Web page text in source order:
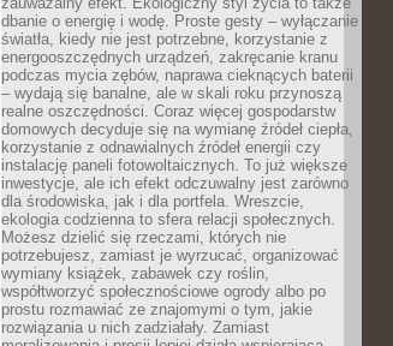
dbanie o energię i wodę. Proste gesty – wyłączanie
światła, kiedy nie jest potrzebne, korzystanie z
energooszczędnych urządzeń, zakręcanie kranu
podczas mycia zębów, naprawa cieknących baterii
– wydają się banalne, ale w skali roku przynoszą
realne oszczędności. Coraz więcej gospodarstw
domowych decyduje się na wymianę źródeł ciepła,
korzystanie z odnawialnych źródeł energii czy
instalację paneli fotowoltaicznych. To już większe
inwestycje, ale ich efekt odczuwalny jest zarówno
dla środowiska, jak i dla portfela. Wreszcie,
ekologia codzienna to sfera relacji społecznych.
Możesz dzielić się rzeczami, których nie
potrzebujesz, zamiast je wyrzucać, organizować
wymiany książek, zabawek czy roślin,
współtworzyć społecznościowe ogrody albo po
prostu rozmawiać ze znajomymi o tym, jakie
rozwiązania u nich zadziałały. Zamiast